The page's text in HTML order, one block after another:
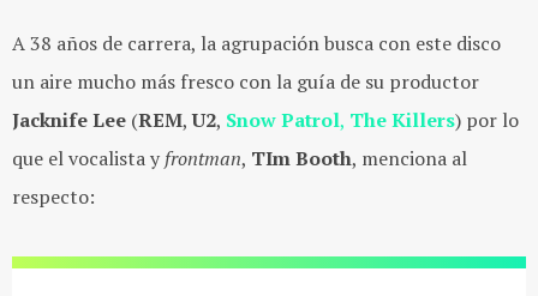
A 38 años de carrera, la agrupación busca con este disco
un aire mucho más fresco con la guía de su productor
Jacknife Lee (REM,U2, Snow Patrol, The Killers) por lo
que el vocalista y frontman, TIm Booth, menciona al
respecto: